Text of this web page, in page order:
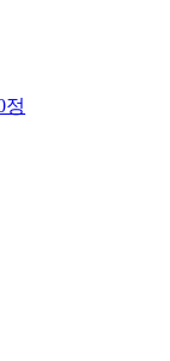
정